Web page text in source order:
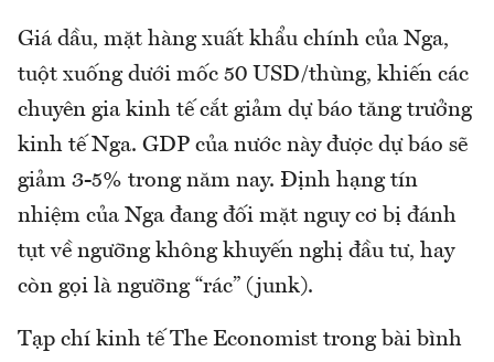
Giá dầu, mặt hàng xuất khẩu chính của Nga,
tuột xuống dưới mốc 50 USD/thùng, khiến các
chuyên gia kinh tế cắt giảm dự báo tăng trưởng
kinh tế Nga. GDP của nước này được dự báo sẽ
giảm 3-5% trong năm nay. Định hạng tín
nhiệm của Nga đang đối mặt nguy cơ bị đánh
tụt về ngưỡng không khuyến nghị đầu tư, hay
còn gọi là ngưỡng “rác” (junk).
Tạp chí kinh tế The Economist trong bài bình